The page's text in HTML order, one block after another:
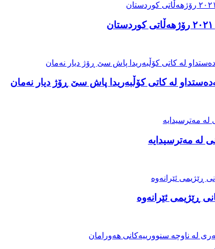
لە کاتی کۆڵبەریدا پاش سێ ڕۆژ دیار نەمان
لە مەترسیدایە
ڕێژیمی ئێرانەوە